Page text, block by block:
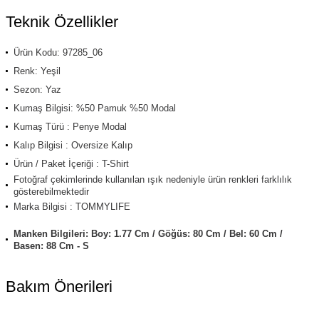
Teknik Özellikler
Ürün Kodu: 97285_06
Renk: Yeşil
Sezon: Yaz
Kumaş Bilgisi: %50 Pamuk %50 Modal
Kumaş Türü : Penye Modal
Kalıp Bilgisi : Oversize Kalıp
Ürün / Paket İçeriği : T-Shirt
Fotoğraf çekimlerinde kullanılan ışık nedeniyle ürün renkleri farklılık
gösterebilmektedir
Marka Bilgisi : TOMMYLIFE
Manken Bilgileri: Boy: 1.77 Cm / Göğüs: 80 Cm / Bel: 60 Cm /
Basen: 88 Cm - S
Bakım Önerileri